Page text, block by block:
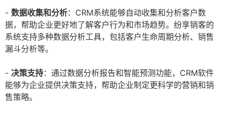
- 数据收集和分析：CRM系统能够自动收集和分析客户数
据，帮助企业更好地了解客户行为和市场趋势。纷享销客的
系统支持多种数据分析工具，包括客户生命周期分析、销售
漏斗分析等。
- 决策支持：通过数据分析报告和智能预测功能，CRM软件
能够为企业提供决策支持，帮助企业制定更科学的营销和销
售策略。